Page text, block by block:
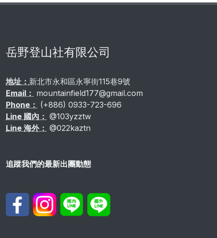
岳野登山社有限公司
地址： 新北市永和區永寧街115巷9號
Email： mountainfield177@gmail.com
Phone： (+886) 0933-723-696
Line 國內： @103yzztw
Line 海外： @022kaztn
追蹤我們的最新出團動態